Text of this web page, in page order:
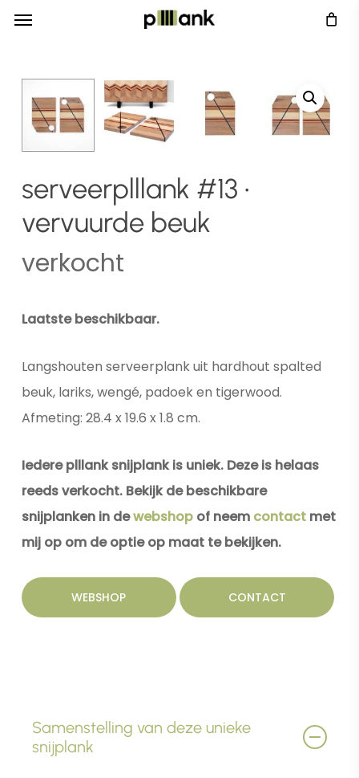
SkipMenu
serveerplllank #13 •
vervuurde beuk
verkocht
Laatste beschikbaar.
Langshouten serveerplank uit hardhout spalted
beuk, lariks, wengé, padoek en tigerwood.
Afmeting: 28.4 x 19.6 x 1.8 cm.
Iedere plllank snijplank is uniek. Deze is helaas
reeds verkocht. Bekijk de beschikbare
snijplanken in dewebshopof neem contactmet
mij op om de optie op maat te bekijken.
WEBSHOP CONTACT
Samenstelling van deze unieke
snijplank
Menu